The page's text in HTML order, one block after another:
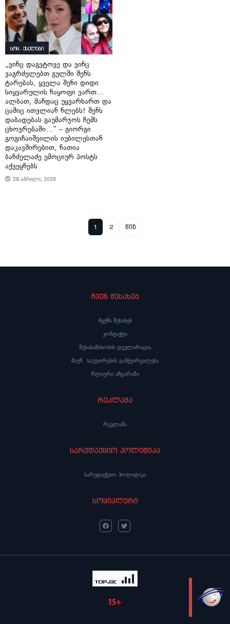
LIVE
სოც. ქსელები
„ვინც დაგვტოვე და ვინც
ვაგრძელებთ გულში შენს
ტარებას, ყველა შენი დიდი
სიყვარულის ნაყოფი ვართ…
ალბათ, მანდაც უყვარხართ და
ცაშიც ითვლიან წლებს! შენს
დაბადებას გაუმარჯოს ჩემს
ცხოვრებაში…“ – გიორგი
გოგიჩაიშვილის იუბილესთან
დაკავშირებით, ნათია
ბანძელაძე ემოციურ პოსტს
აქვეყნებს
28 აპრილი, 2026
1 2 წინ
ჩვენ შესახებ
ჩვენს შესახებ
კონტაქტი
შესაბამისობის დეკლარაცია
მაუწ. საკუთრების გამჭვირვალება
წლიური ანგარიში
რეკლამა
რეკლამა
სარედაქციო პოლიტიკა
სარედაქციო პოლიტიკა
სოციალური